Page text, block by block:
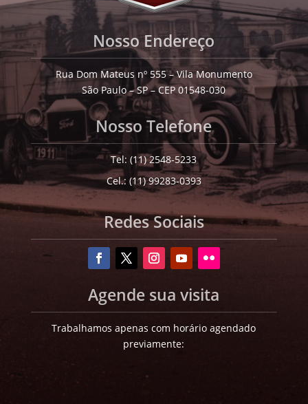
Nosso Endereço
Rua Dom Mateus nº 555 – Vila Monumento
São Paulo – SP – CEP 01548-030
Nosso Telefone
Tel: (11) 2548-5233
Cel.: (11) 99283-0393
Redes Sociais
Agende sua visita
Trabalhamos apenas com horário agendado
previamente: